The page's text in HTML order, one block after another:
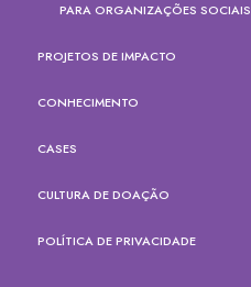
PARA ORGANIZAÇÕES SOCIAIS
PROJETOS DE IMPACTO
CONHECIMENTO
CASES
CULTURA DE DOAÇÃO
POLÍTICA DE PRIVACIDADE